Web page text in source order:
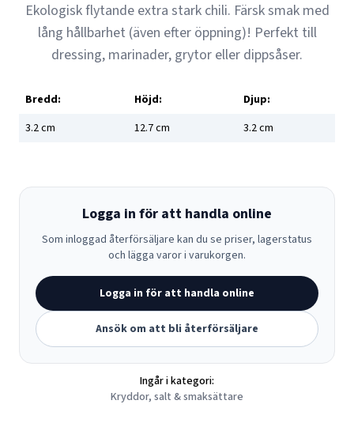
Ekologisk flytande extra stark chili. Färsk smak med
lång hållbarhet (även efter öppning)! Perfekt till
dressing, marinader, grytor eller dippsåser.
Bredd: Höjd:
Djup:
3.2cm 12.7cm 3.2cm
Logga in för att handla online
Som inloggad återförsäljare kan du se priser, lagerstatus
och lägga varor i varukorgen.
Logga in för att handla online
Ansök om att bli återförsäljare
Ingår i kategori:
Kryddor, salt & smaksättare